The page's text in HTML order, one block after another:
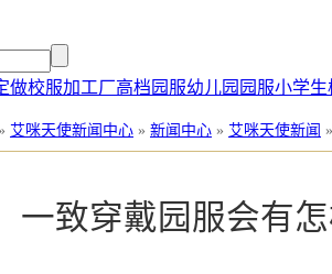
做校服加工厂高档园服幼儿园园服小学生
艾咪天使新闻中心 » 新闻中心 » 艾咪天使新闻
一致穿戴园服会有